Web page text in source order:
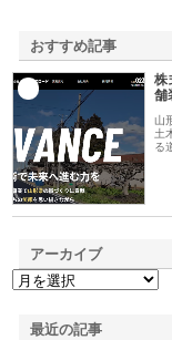
おすすめ記事
株
舗
山
土
る
アーカイブ
最近の記事